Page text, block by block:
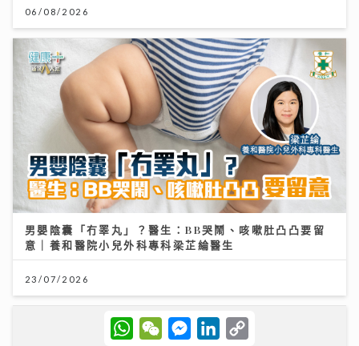
06/08/2026
男嬰陰囊「冇睪丸」？醫生：BB哭鬧、咳嗽肚凸凸要留
意｜養和醫院小兒外科專科梁芷綸醫生
23/07/2026
W
h
W
e
M
e
L